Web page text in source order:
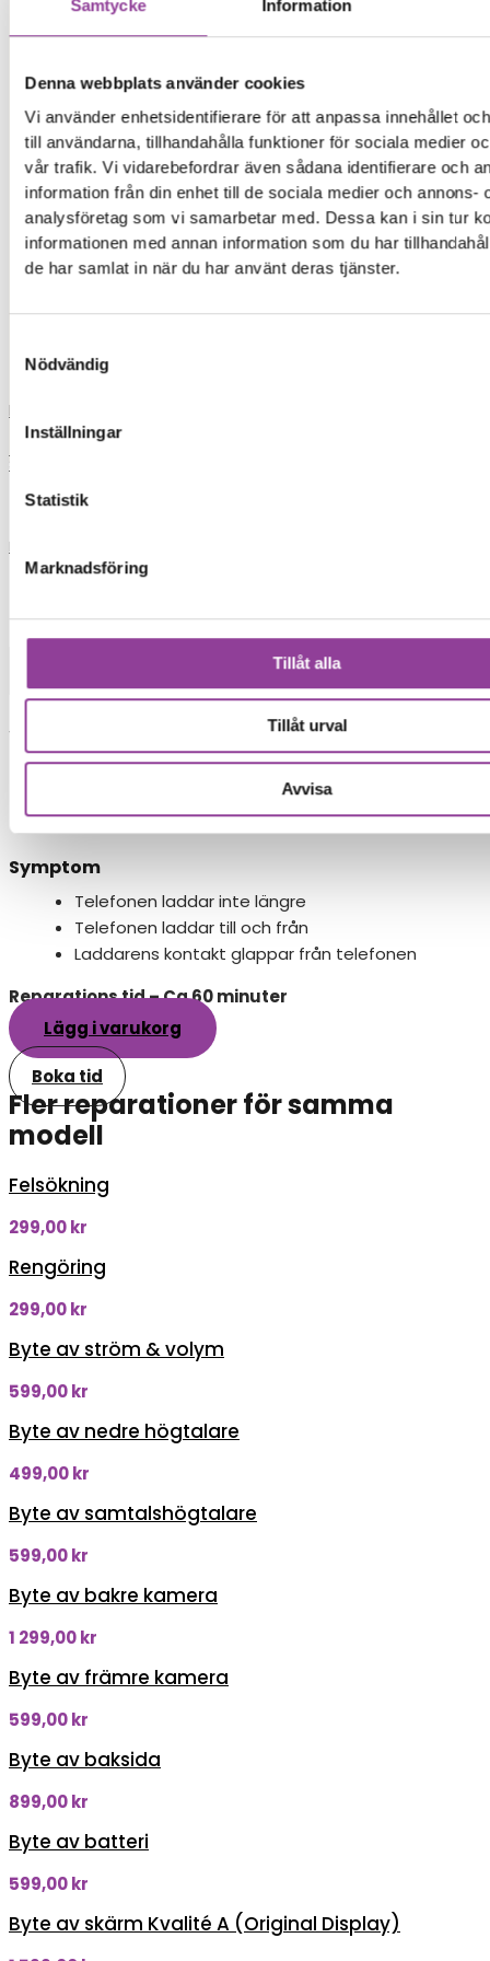
Samtycke Information
Denna webbplats använder cookies
Vi använder enhetsidentifierare för att anpassa innehållet
till användarna, tillhandahålla funktioner för sociala medier
vår trafik. Vi vidarebefordrar även sådana identifierare och
information från din enhet till de sociala medier och annons-
analysföretag som vi samarbetar med. Dessa kan i sin tur
informationen med annan information som du har
de har samlat in när du har använt deras tjänster.
Nödvändig
Inställningar
Statistik
Marknadsföring
Tillåt alla
Tillåt urval
Avvisa
ip
iph
xia
xiaomi
iphon
skrivare
Load More
Varukorg
Mobiltelefoner>Huawei>Honor 20
Byte av laddningskontakt
Vid byte av laddningskontakt byts hela
laddmodulen ut.
699,00kr
Symptom
Telefonen laddar inte längre
Telefonen laddar till och från
Laddarens kontakt glappar från telefonen
Reparations tid – Ca 60 minuter
Lägg i varukorg
Boka tid
Fler reparationer för samma
modell
Felsökning
299,00kr
Rengöring
299,00kr
Byte av ström & volym
599,00kr
Byte av nedre högtalare
499,00kr
Byte av samtalshögtalare
599,00kr
Byte av bakre kamera
1 299,00kr
Byte av främre kamera
599,00kr
Byte av baksida
899,00kr
Byte av batteri
599,00kr
Byte av skärm Kvalité A (Original Display)